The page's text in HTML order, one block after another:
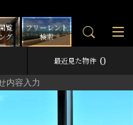
フリーレント
検索
覧
グ
最近見た物件 0
内容入力